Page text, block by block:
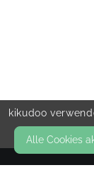
kikudoo
Alle Cookies